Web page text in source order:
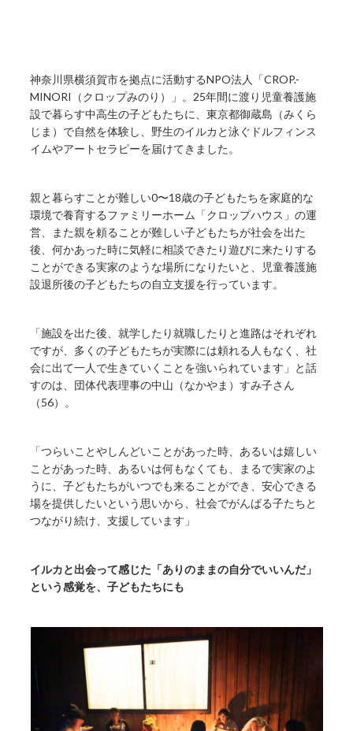
神奈川県横須賀市を拠点に活動するNPO法人「CROP.-
MINORI（クロップみのり）」。25年間に渡り児童養護施
設で暮らす中高生の子どもたちに、東京都御蔵島（みくら
じま）で自然を体験し、野生のイルカと泳ぐドルフィンス
イムやアートセラピーを届けてきました。
親と暮らすことが難しい0〜18歳の子どもたちを家庭的な
環境で養育するファミリーホーム「クロップハウス」の運
営、また親を頼ることが難しい子どもたちが社会を出た
後、何かあった時に気軽に相談できたり遊びに来たりする
ことができる実家のような場所になりたいと、児童養護施
設退所後の子どもたちの自立支援を行っています。
「施設を出た後、就学したり就職したりと進路はそれぞれ
ですが、多くの子どもたちが実際には頼れる人もなく、社
会に出て一人で生きていくことを強いられています」と話
すのは、団体代表理事の中山（なかやま）すみ子さん
（56）。
「つらいことやしんどいことがあった時、あるいは嬉しい
ことがあった時、あるいは何もなくても、まるで実家のよ
うに、子どもたちがいつでも来ることができ、安心できる
場を提供したいという思いから、社会でがんばる子たちと
つながり続け、支援しています」
イルカと出会って感じた「ありのままの自分でいいんだ」
という感覚を、子どもたちにも